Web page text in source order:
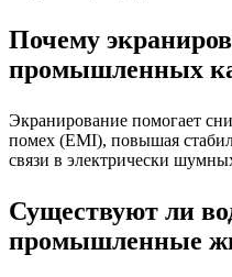
Почему
промышленных
Экранирование помогает
помех (EMI), повышая
связи в электрически
Существуют ли
промышленные